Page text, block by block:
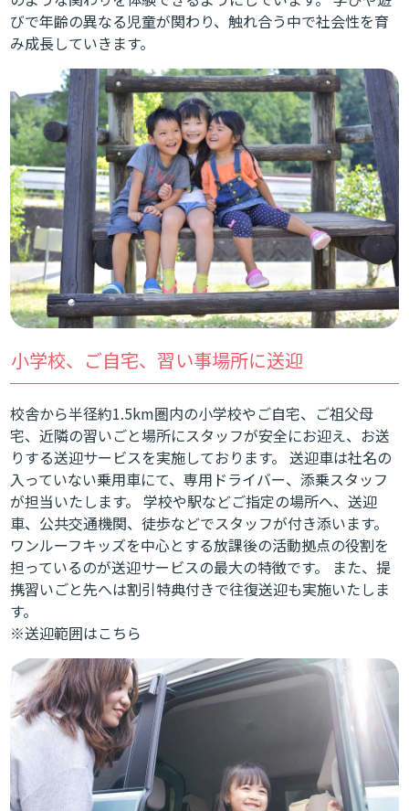
びで年齢の異なる児童が関わり、触れ合う中で社会性を育
み成長していきます。
小学校、ご自宅、習い事場所に送迎
校舎から半径約1.5km圏内の小学校やご自宅、ご祖父母
宅、近隣の習いごと場所にスタッフが安全にお迎え、お送
りする送迎サービスを実施しております。 送迎車は社名の
入っていない乗用車にて、専用ドライバー、添乗スタッフ
が担当いたします。 学校や駅などご指定の場所へ、送迎
車、公共交通機関、徒歩などでスタッフが付き添います。
ワンルーフキッズを中心とする放課後の活動拠点の役割を
担っているのが送迎サービスの最大の特徴です。 また、提
携習いごと先へは割引特典付きで往復送迎も実施いたしま
す。
※送迎範囲はこちら